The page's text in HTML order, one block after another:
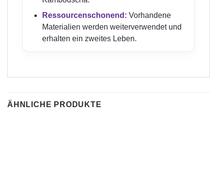
Ressourcenschonend: Vorhandene
Materialien werden weiterverwendet und
erhalten ein zweites Leben.
ÄHNLICHE PRODUKTE